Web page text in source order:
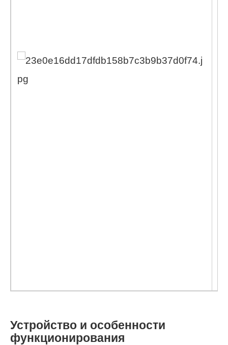
Устройство и особенности
функционирования